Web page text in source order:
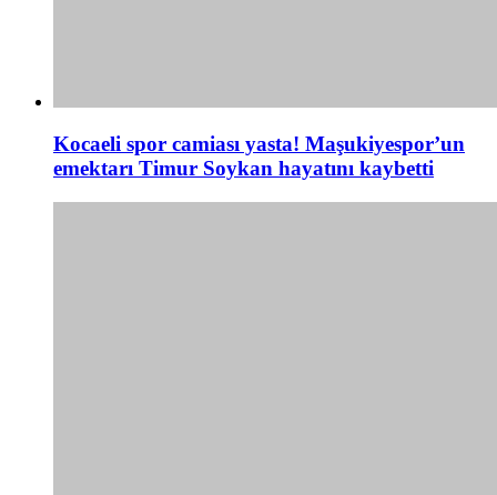
Kocaeli spor camiası yasta! Maşukiyespor’un
emektarı Timur Soykan hayatını kaybetti